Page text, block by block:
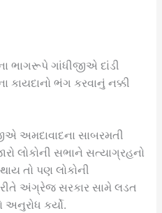
ગાંધીજીએ દાંડી
કાયદાનો ભંગ કરવાનું નક્કી
અમદાવાદના સાબરમતી
લોકોની સભાને સત્યાગ્રહનો
તો પણ લોકોની
અંગ્રેજ સરકાર સામે લડત
કર્યો.